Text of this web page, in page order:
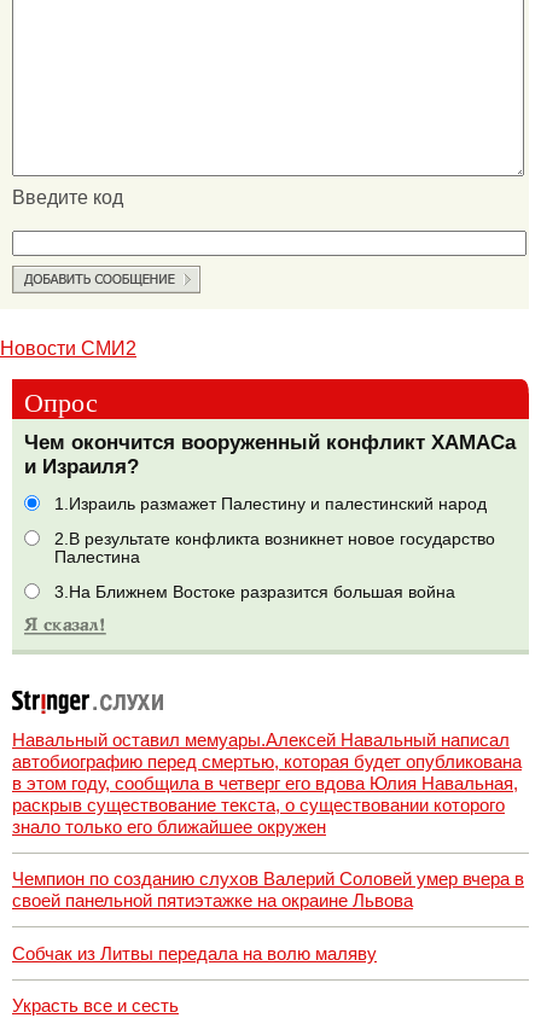
Введите код
Новости СМИ2
Опрос
Чем окончится вооруженный конфликт ХАМАСа
и Израиля?
1.Израиль размажет Палестину и палестинский народ
2.В результате конфликта возникнет новое государство
Палестина
3.На Ближнем Востоке разразится большая война
Навальный оставил мемуары.Алексей Навальный написал
автобиографию перед смертью, которая будет опубликована
в этом году, сообщила в четверг его вдова Юлия Навальная,
раскрыв существование текста, о существовании которого
знало только его ближайшее окружен
Чемпион по созданию слухов Валерий Соловей умер вчера в
своей панельной пятиэтажке на окраине Львова
Собчак из Литвы передала на волю маляву
Украсть все и сесть